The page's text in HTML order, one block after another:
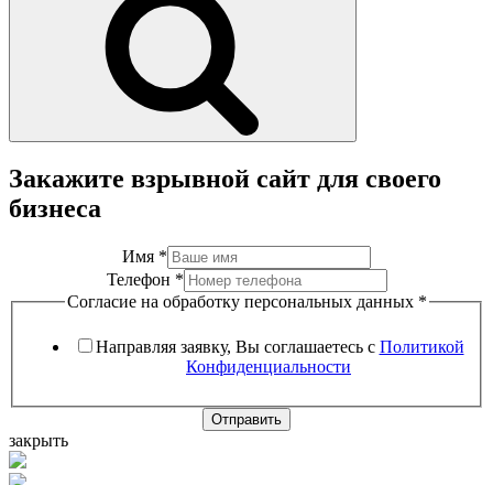
Закажите взрывной сайт для своего
бизнеса
Имя *
Телефон *
Согласие на обработку персональных данных *
Направляя заявку, Вы соглашаетесь с Политикой
Конфиденциальности
Отправить
закрыть